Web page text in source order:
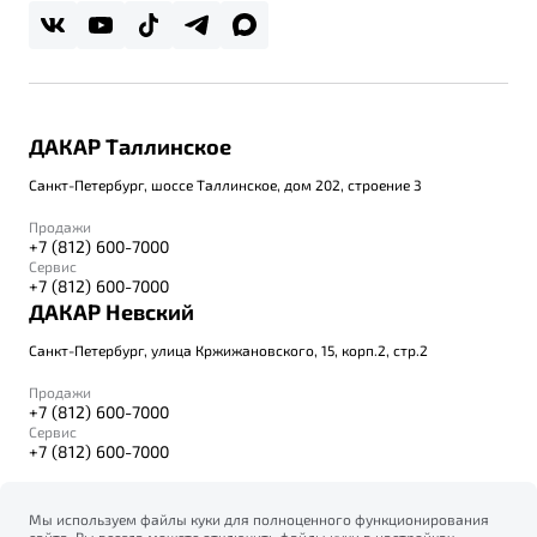
ДАКАР Таллинское
Санкт-Петербург, шоссе Таллинское, дом 202, строение 3
Продажи
+7 (812) 600-7000
Сервис
+7 (812) 600-7000
ДАКАР Невский
Санкт-Петербург, улица Кржижановского, 15, корп.2, стр.2
Продажи
+7 (812) 600-7000
Сервис
+7 (812) 600-7000
Мы используем файлы куки для полноценного функционирования